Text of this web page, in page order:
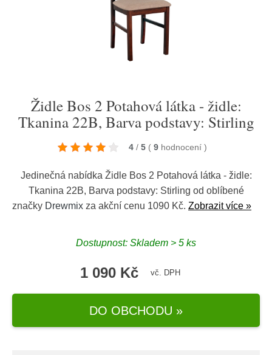
Židle Bos 2 Potahová látka - židle:
Tkanina 22B, Barva podstavy: Stirling
4 / 5 ( 9 hodnocení )
Jedinečná nabídka Židle Bos 2 Potahová látka - židle:
Tkanina 22B, Barva podstavy: Stirling od oblíbené
značky Drewmix za akční cenu 1090 Kč. Zobrazit více »
Dostupnost: Skladem > 5 ks
1 090 Kč vč. DPH
DO OBCHODU »